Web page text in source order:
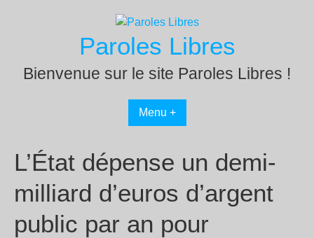
Paroles Libres
Bienvenue sur le site Paroles Libres !
Menu +
L’État dépense un demi-
milliard d’euros d’argent
public par an pour